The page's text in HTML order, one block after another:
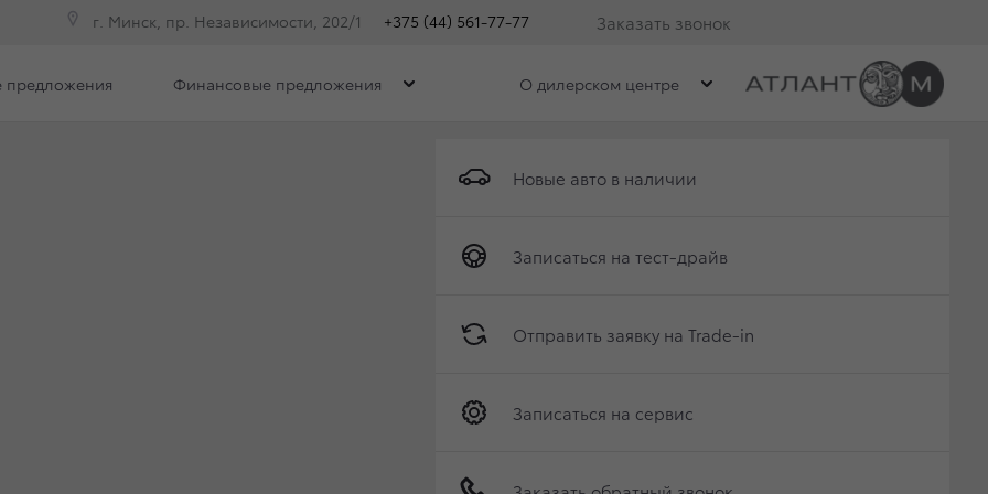
г. Минск, пр. Независимости, 202/1 +375 (44) 561-77-77 Заказать звонок
Получить консультацию по кредиту
Отправить заявку на Trade-in
Записаться на сервис
Заказать обратный звонок
предложения Финансовые предложения О дилерском центре
Новые авто в наличии
Записаться на тест-драйв
Отправить заявку на Trade-in
Записаться на сервис